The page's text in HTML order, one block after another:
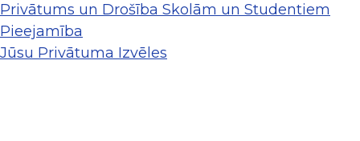
Privātums un Drošība Skolām un Studentiem
Pieejamība
Jūsu Privātuma Izvēles